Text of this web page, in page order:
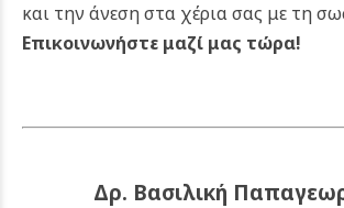
και την άνεση στα χέρια σας με τη
Επικοινωνήστε μαζί μας τώρα!
Δρ. Βασιλική